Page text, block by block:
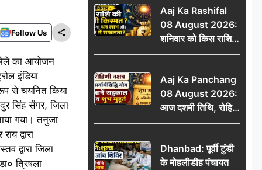
Follow Us
मेले का आयोजन
इंडिया
रूप से चयनित किया
सिंह सेंगर, जिला
गया। तनुजा
द्वारा
द्वारा जिला
त्रिषला
Aaj Ka Rashifal
08 August 2026:
शनिवार को किस राशि
की चमकेगी किस्मत,
और करियर में सफलता?
Aaj Ka Panchang
08 August 2026:
आज दशमी तिथि, रोहिणी
नक्षत्र और सर्वार्थसिद्धि
शुभ मुहूर्त
Dhanbad: पूर्वी टुंडी
के मोहलीडीह पंचायत